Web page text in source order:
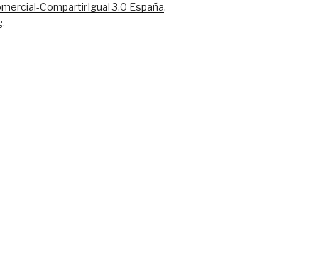
CompartirIgual 3.0 España.
.